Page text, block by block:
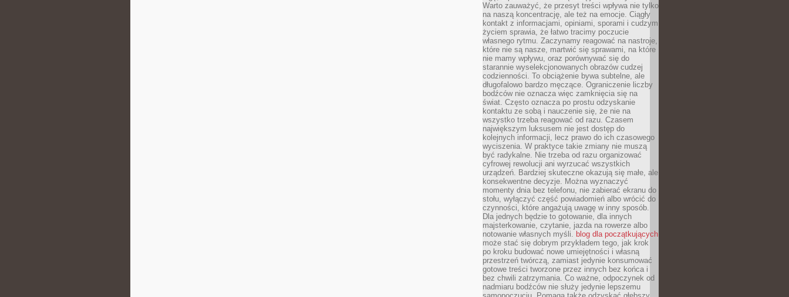
Warto zauważyć, że przesyt treści wpływa nie tylko
na naszą koncentrację, ale też na emocje. Ciągły
kontakt z informacjami, opiniami, sporami i cudzym
życiem sprawia, że łatwo tracimy poczucie
własnego rytmu. Zaczynamy reagować na nastroje,
które nie są nasze, martwić się sprawami, na które
nie mamy wpływu, oraz porównywać się do
starannie wyselekcjonowanych obrazów cudzej
codzienności. To obciążenie bywa subtelne, ale
długofalowo bardzo męczące. Ograniczenie liczby
bodźców nie oznacza więc zamknięcia się na
świat. Często oznacza po prostu odzyskanie
kontaktu ze sobą i nauczenie się, że nie na
wszystko trzeba reagować od razu. Czasem
największym luksusem nie jest dostęp do
kolejnych informacji, lecz prawo do ich czasowego
wyciszenia. W praktyce takie zmiany nie muszą
być radykalne. Nie trzeba od razu organizować
cyfrowej rewolucji ani wyrzucać wszystkich
urządzeń. Bardziej skuteczne okazują się małe, ale
konsekwentne decyzje. Można wyznaczyć
momenty dnia bez telefonu, nie zabierać ekranu do
stołu, wyłączyć część powiadomień albo wrócić do
czynności, które angażują uwagę w inny sposób.
Dla jednych będzie to gotowanie, dla innych
majsterkowanie, czytanie, jazda na rowerze albo
notowanie własnych myśli. blog dla początkujących
może stać się dobrym przykładem tego, jak krok
po kroku budować nowe umiejętności i własną
przestrzeń twórczą, zamiast jedynie konsumować
gotowe treści tworzone przez innych bez końca i
bez chwili zatrzymania. Co ważne, odpoczynek od
nadmiaru bodźców nie służy jedynie lepszemu